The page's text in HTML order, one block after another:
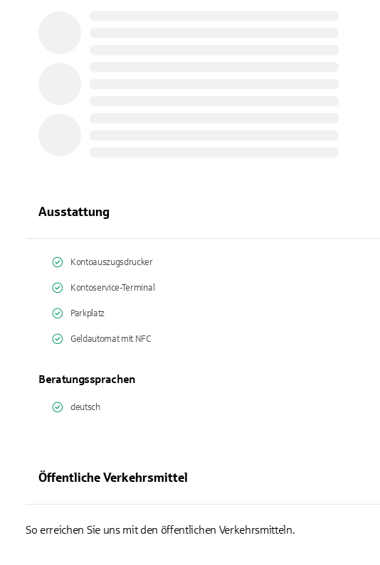
Ausstattung
Kontoauszugsdrucker
Kontoservice-Terminal
Parkplatz
Geldautomat mit NFC
Beratungssprachen
deutsch
Öffentliche Verkehrsmittel
So erreichen Sie uns mit den öffentlichen Verkehrsmitteln.